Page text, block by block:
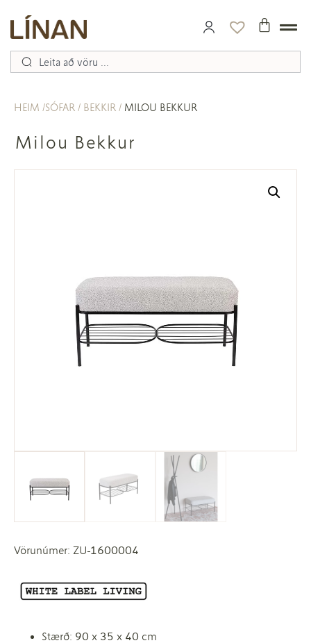
HEIM SÓFAR BEKKIR MILOU BEKKUR
Milou Bekkur
Vörunúmer: ZU-1600004
Stærð: 90 x 35 x 40 cm